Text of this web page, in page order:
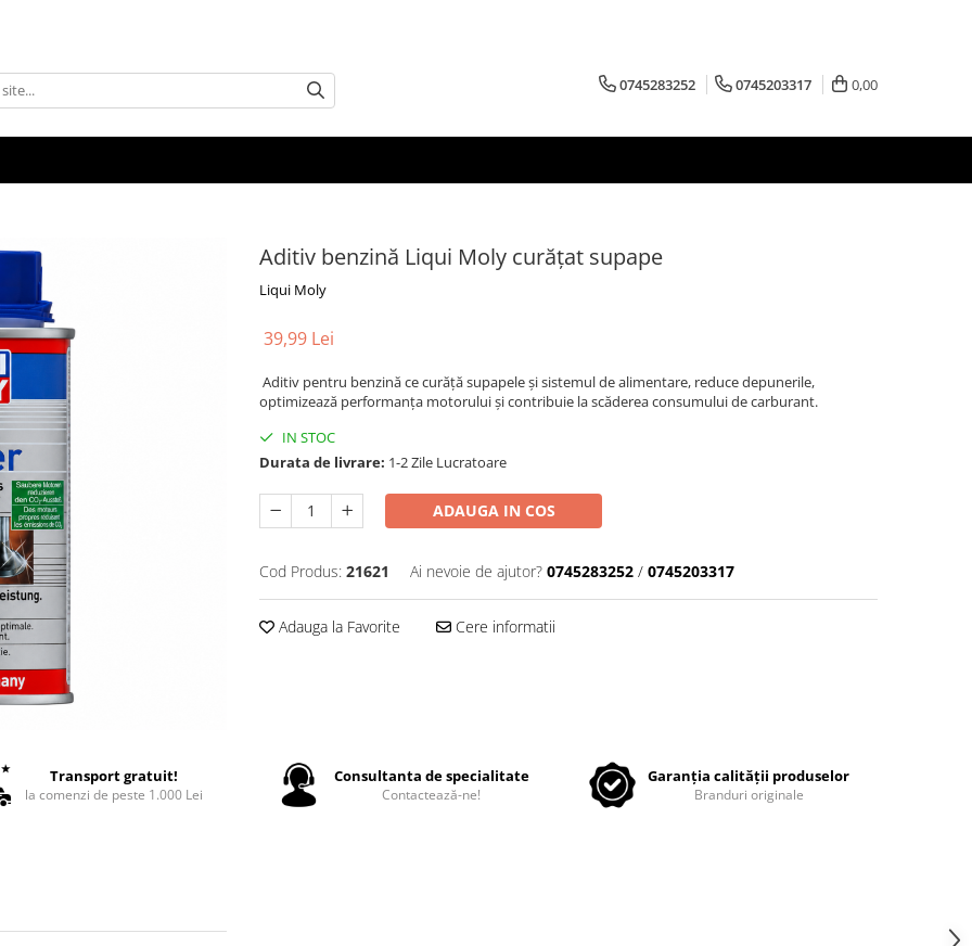
0745283252 0745203317 0,00
Aditiv benzină Liqui Moly curăţat supape
Liqui Moly
39,99 Lei
Aditiv pentru benzină ce curăță supapele și sistemul de alimentare, reduce depunerile,
optimizează performanța motorului și contribuie la scăderea consumului de carburant.
IN STOC
Durata de livrare: 1-2 Zile Lucratoare
ADAUGA IN COS
Cod Produs: 21621 Ai nevoie de ajutor? 0745283252 / 0745203317
Adauga la Favorite Cere informatii
Transport gratuit!
la comenzi de peste 1.000 Lei
Consultanta de specialitate
Contactează-ne!
Garanția calității produselor
Branduri originale